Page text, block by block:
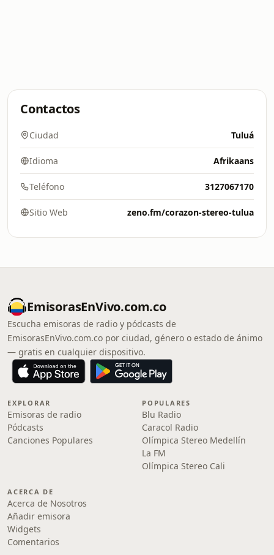
Contactos
Ciudad Tuluá
Idioma Afrikaans
Teléfono 3127067170
Sitio Web zeno.fm/corazon-stereo-tulua
EmisorasEnVivo.com.co
Escucha emisoras de radio y pódcasts de
EmisorasEnVivo.com.co por ciudad, género o estado de ánimo
— gratis en cualquier dispositivo.
EXPLORAR
Emisoras de radio
Pódcasts
Canciones Populares
POPULARES
Blu Radio
Caracol Radio
Olímpica Stereo Medellín
La FM
Olímpica Stereo Cali
ACERCA DE
Acerca de Nosotros
Añadir emisora
Widgets
Comentarios